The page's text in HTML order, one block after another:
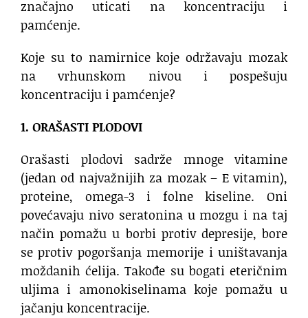
značajno uticati na koncentraciju i
pamćenje.
Koje su to namirnice koje održavaju mozak
na vrhunskom nivou i pospešuju
koncentraciju i pamćenje?
1. ORAŠASTI PLODOVI
Orašasti plodovi sadrže mnoge vitamine
(jedan od najvažnijih za mozak – E vitamin),
proteine, omega-3 i folne kiseline. Oni
povećavaju nivo seratonina u mozgu i na taj
način pomažu u borbi protiv depresije, bore
se protiv pogoršanja memorije i uništavanja
moždanih ćelija. Takođe su bogati eteričnim
uljima i amonokiselinama koje pomažu u
jačanju koncentracije.